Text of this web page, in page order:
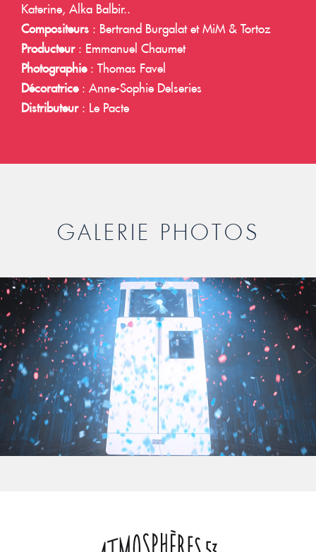
Katerine, Alka Balbir..
Compositeurs : Bertrand Burgalat et MiM & Tortoz
Producteur: Emmanuel Chaumet
Photographie: Thomas Favel
Décoratrice: Anne-Sophie Delseries
Distributeur: Le Pacte
GALERIE PHOTOS